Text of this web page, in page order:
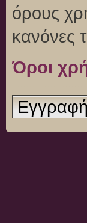
όρους
κανόνες
Όροι